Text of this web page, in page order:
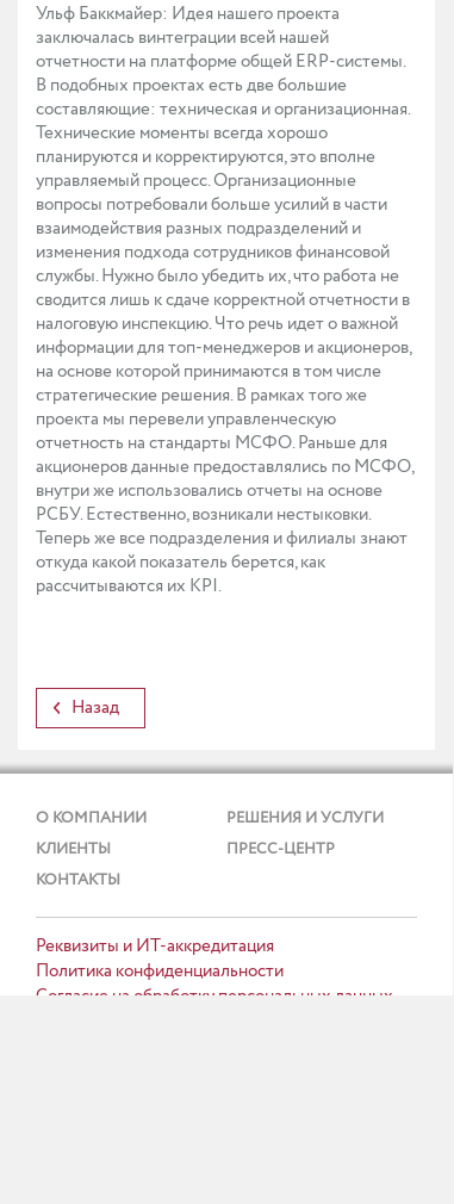
Ульф Баккмайер: Идея нашего проекта
заключалась винтеграции всей нашей
отчетности на платформе общей ERP-системы.
В подобных проектах есть две большие
составляющие: техническая и организационная.
Технические моменты всегда хорошо
планируются и корректируются, это вполне
управляемый процесс. Организационные
вопросы потребовали больше усилий в части
взаимодействия разных подразделений и
изменения подхода сотрудников финансовой
службы. Нужно было убедить их, что работа не
сводится лишь к сдаче корректной отчетности в
налоговую инспекцию. Что речь идет о важной
информации для топ-менеджеров и акционеров,
на основе которой принимаются в том числе
стратегические решения. В рамках того же
проекта мы перевели управленческую
отчетность на стандарты МСФО. Раньше для
акционеров данные предоставлялись по МСФО,
внутри же использовались отчеты на основе
РСБУ. Естественно, возникали нестыковки.
Теперь же все подразделения и филиалы знают
откуда какой показатель берется, как
рассчитываются их KPI.
Назад
О КОМПАНИИ
РЕШЕНИЯ И УСЛУГИ
КЛИЕНТЫ
ПРЕСС-ЦЕНТР
КОНТАКТЫ
Реквизиты и ИТ-аккредитация
Политика конфиденциальности
Согласие на обработку персональных данных